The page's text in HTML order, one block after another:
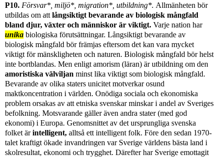
P10. Försvar*, miljö*, migration*, utbildning*. Allmänheten bör
utbildas om att långsiktigt bevarande av biologisk mångfald
bland djur, växter och människor är viktigt. Varje nation har
unika biologiska förutsättningar. Långsiktigt bevarande av
biologisk mångfald bör främjas eftersom det kan vara mycket
viktigt för mänskligheten och naturen. Biologisk mångfald bör helst
inte bortblandas. Men enligt amorism (läran) ärutbildning om den
amoristiska välviljan minst lika viktigt som biologisk mångfald.
Bevarande av olika staters unicitet motverkar osund
maktkoncentration i världen. Onödiga sociala och ekonomiska
problem orsakas av att etniska svenskar minskar i andel av Sveriges
befolkning. Motsvarande gäller även andra stater (med god
ekonomi) i Europa. Genomsnittet av det ursprungliga svenska
folket ärintelligent, alltså ett intelligent folk. Före den sedan 1970-
talet kraftigt ökade invandringen var Sverige världens bästa land i
skolresultat, ekonomi och trygghet. Därefter har Sverige emottagit